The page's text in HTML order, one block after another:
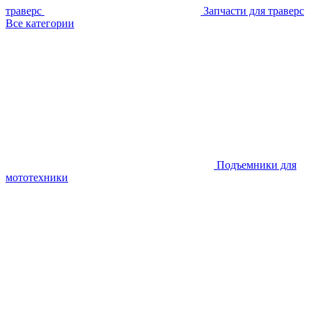
траверс
Запчасти для траверс
Все категории
Подъемники для
мототехники